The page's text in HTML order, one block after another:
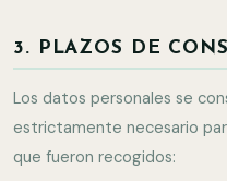
3. PLAZOS DE
Los datos personales se
estrictamente necesario
que fueron recogidos: